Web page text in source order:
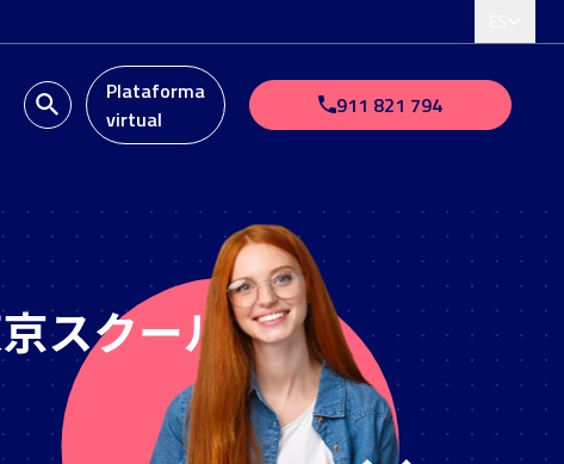
Plataforma
virtual
911 821 794